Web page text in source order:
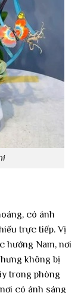
có ánh
trực tiếp. Vị
hướng Nam, nơi
không bị
trong phòng
có ánh sáng